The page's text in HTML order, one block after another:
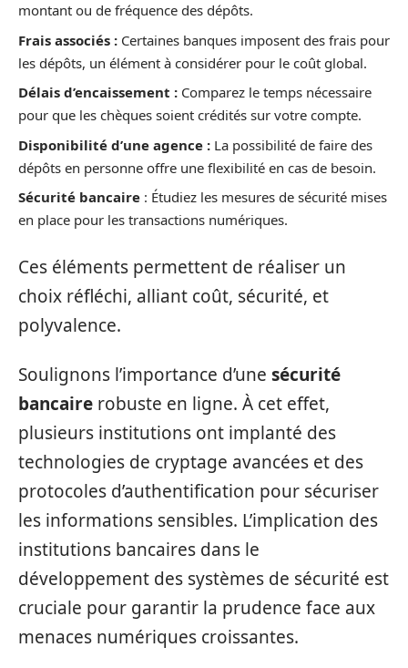
montant ou de fréquence des dépôts.
Frais associés : Certaines banques imposent des frais pour
les dépôts, un élément à considérer pour le coût global.
Délais d’encaissement : Comparez le temps nécessaire
pour que les chèques soient crédités sur votre compte.
Disponibilité d’une agence : La possibilité de faire des
dépôts en personne offre une flexibilité en cas de besoin.
Sécurité bancaire : Étudiez les mesures de sécurité mises
en place pour les transactions numériques.
Ces éléments permettent de réaliser un
choix réfléchi, alliant coût, sécurité, et
polyvalence.
Soulignons l’importance d’une sécurité
bancaire robuste en ligne. À cet effet,
plusieurs institutions ont implanté des
technologies de cryptage avancées et des
protocoles d’authentification pour sécuriser
les informations sensibles. L’implication des
institutions bancaires dans le
développement des systèmes de sécurité est
cruciale pour garantir la prudence face aux
menaces numériques croissantes.